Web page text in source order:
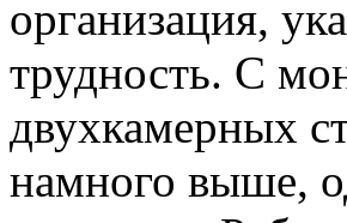
организация,
трудность. С
двухкамерных
намного выше,